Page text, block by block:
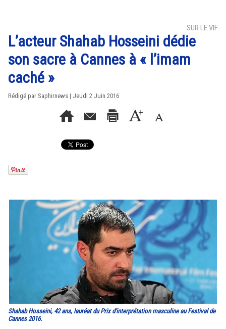
SUR LE VIF
L’acteur Shahab Hosseini dédie
son sacre à Cannes à « l’imam
caché »
Rédigé par Saphirnews | Jeudi 2 Juin 2016
Shahab Hosseini, 42 ans, lauréat du Prix d'interprétation masculine au Festival de
Cannes 2016.